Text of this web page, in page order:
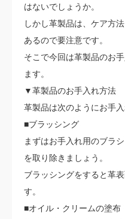
はないでしょうか。
しかし革製品は、ケア方
あるので要注意です。
そこで今回は革製品のお
ます。
▼革製品のお手入れ方法
革製品は次のようにお手
■ブラッシング
まずはお手入れ用のブラ
を取り除きましょう。
ブラッシングをすると革
す。
■オイル・クリームの塗布